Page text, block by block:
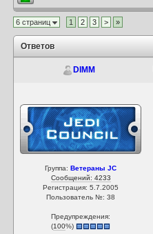
6 страниц 1 2 3 > »
Ответов
DIMM
Группа:Ветераны JC
Сообщений: 4233
Регистрация: 5.7.2005
Пользователь №: 38
Предупреждения:
(100%)